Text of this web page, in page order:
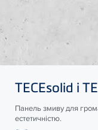
TECEsolid і
Панель змиву для
естетичністю.